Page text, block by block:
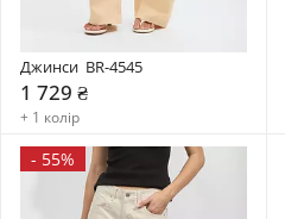
Джинси  BR-4545
1 729 ₴
+ 1 колір
- 55%